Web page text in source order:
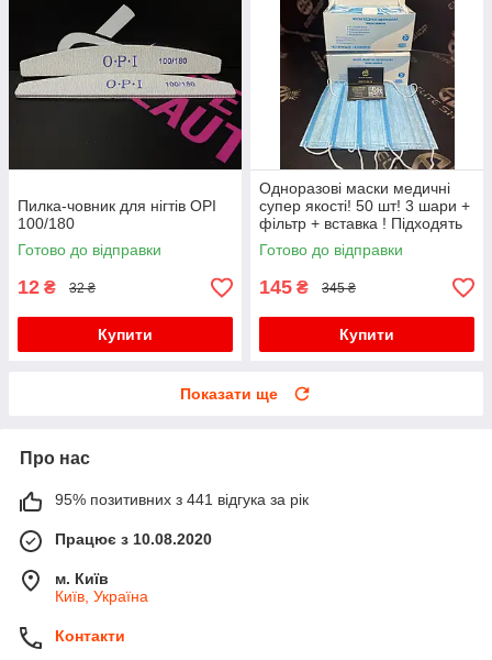
Пилка-човник для нігтів OPI
100/180
Готово до відправки
12 ₴ 32 ₴
Купити
Одноразові маски медичні
супер якості! 50 шт! 3 шари +
фільтр + вставка ! Підходять
дітям для школи!
Готово до відправки
145 ₴ 345 ₴
Купити
Показати ще
Про нас
95% позитивних з 441 відгука за рік
Працює з 10.08.2020
м. Київ
Київ, Україна
Контакти